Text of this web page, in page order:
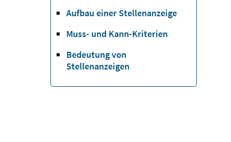
Aufbau einer Stellenanzeige
Muss- und Kann-Kriterien
Bedeutung von
Stellenanzeigen